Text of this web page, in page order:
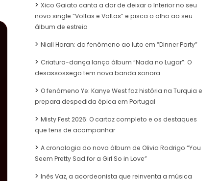
Xico Gaiato canta a dor de deixar o Interior no seu
novo single “Voltas e Voltas” e pisca o olho ao seu
álbum de estreia
Niall Horan: do fenómeno ao luto em “Dinner Party”
Criatura-dança lança álbum “Nada no Lugar”: O
desassossego tem nova banda sonora
O fenómeno Ye: Kanye West faz história na Turquia e
prepara despedida épica em Portugal
Misty Fest 2026: O cartaz completo e os destaques
que tens de acompanhar
A cronologia do novo álbum de Olivia Rodrigo “You
Seem Pretty Sad for a Girl So in Love”
Inês Vaz, a acordeonista que reinventa a música